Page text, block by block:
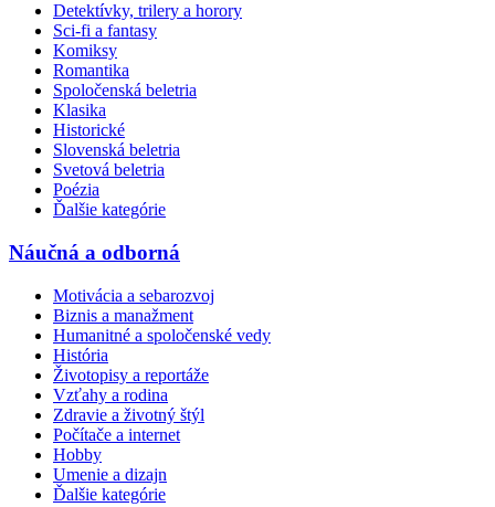
Detektívky, trilery a horory
Sci-fi a fantasy
Komiksy
Romantika
Spoločenská beletria
Klasika
Historické
Slovenská beletria
Svetová beletria
Poézia
Ďalšie kategórie
Náučná a odborná
Motivácia a sebarozvoj
Biznis a manažment
Humanitné a spoločenské vedy
História
Životopisy a reportáže
Vzťahy a rodina
Zdravie a životný štýl
Počítače a internet
Hobby
Umenie a dizajn
Ďalšie kategórie